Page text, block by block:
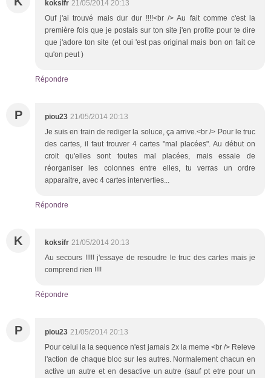
koksifr 21/05/2014 20:13
Ouf j'ai trouvé mais dur dur !!!!<br /> Au fait comme c'est la
première fois que je postais sur ton site j'en profite pour te dire
que j'adore ton site (et oui 'est pas original mais bon on fait ce
qu'on peut )
Répondre
P piou23 21/05/2014 20:13
Je suis en train de rediger la soluce, ça arrive.<br /> Pour le truc
des cartes, il faut trouver 4 cartes "mal placées". Au début on
croit qu'elles sont toutes mal placées, mais essaie de
réorganiser les colonnes entre elles, tu verras un ordre
apparaitre, avec 4 cartes interverties...
Répondre
K koksifr 21/05/2014 20:13
Au secours !!!!! j'essaye de resoudre le truc des cartes mais je
comprend rien !!!!
Répondre
P piou23 21/05/2014 20:13
Pour celui la la sequence n'est jamais 2x la meme <br /> Releve
l'action de chaque bloc sur les autres. Normalement chacun en
active un autre et en desactive un autre (sauf pt etre pour un